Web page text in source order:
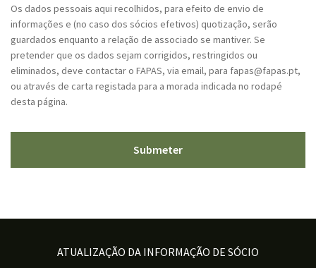
C
H
A
Os dados pessoais aqui recolhidos, para efeito de envio de
informações e (no caso dos sócios efetivos) quotização, serão
guardados enquanto a relação de associado se mantiver. Se
pretender que os dados sejam corrigidos, restringidos ou
eliminados, deve contactar o FAPAS, via email, para fapas@fapas.pt,
ou através de carta registada para a morada indicada no rodapé
desta página.
ATUALIZAÇÃO DA INFORMAÇÃO DE SÓCIO